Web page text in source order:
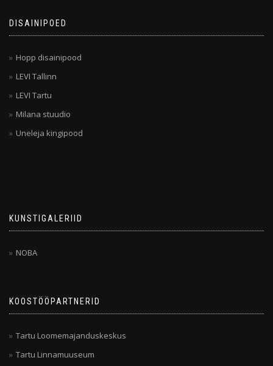
DISAINIPOED
Hopp disainipood
LEVI Tallinn
LEVI Tartu
Milana stuudio
Uneleja kingipood
KUNSTIGALERIID
NOBA
KOOSTÖÖPARTNERID
Tartu Loomemajanduskeskus
Tartu Linnamuuseum